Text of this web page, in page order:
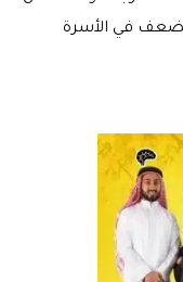
في الأسرة